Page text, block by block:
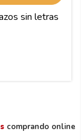
comprando online